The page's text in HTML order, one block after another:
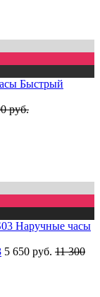
Быстрый
руб.
5 650 руб. 11 300